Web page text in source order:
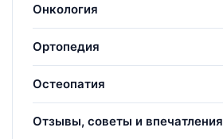
Онкология
Ортопедия
Остеопатия
Отзывы, советы и впечатления